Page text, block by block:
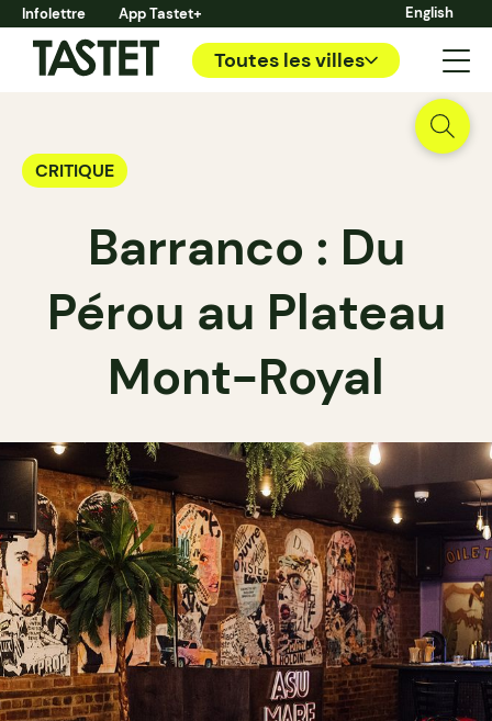
Infolettre App Tastet+ English
Toutes les villes
CRITIQUE
Barranco : Du
Pérou au Plateau
Mont-Royal